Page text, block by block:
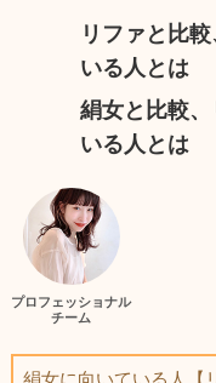
リファと比
いる人とは
絹女と比較
いる人とは
プロフェッショナル
チーム
絹女に向いている人【